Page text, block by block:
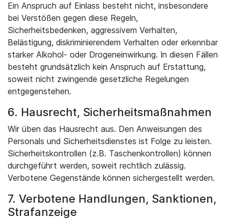
Ein Anspruch auf Einlass besteht nicht, insbesondere
bei Verstößen gegen diese Regeln,
Sicherheitsbedenken, aggressivem Verhalten,
Belästigung, diskriminierendem Verhalten oder erkennbar
starker Alkohol- oder Drogeneinwirkung. In diesen Fällen
besteht grundsätzlich kein Anspruch auf Erstattung,
soweit nicht zwingende gesetzliche Regelungen
entgegenstehen.
6. Hausrecht, Sicherheitsmaßnahmen
Wir üben das Hausrecht aus. Den Anweisungen des
Personals und Sicherheitsdienstes ist Folge zu leisten.
Sicherheitskontrollen (z.B. Taschenkontrollen) können
durchgeführt werden, soweit rechtlich zulässig.
Verbotene Gegenstände können sichergestellt werden.
7. Verbotene Handlungen, Sanktionen,
Strafanzeige